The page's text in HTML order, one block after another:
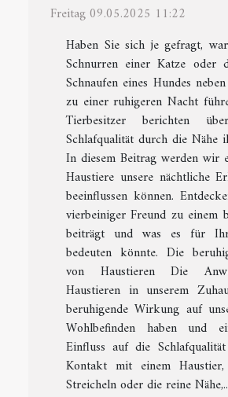
Freitag 09.05.2025 11:22
Haben Sie sich je gefragt,
Schnurren einer Katze oder
Schnaufen eines Hundes
zu einer ruhigeren Nacht
Tierbesitzer berichten
Schlafqualität durch die Nähe
In diesem Beitrag werden wir
Haustiere unsere nächtliche
beeinflussen können.
vierbeiniger Freund zu einem
beiträgt und was es für
bedeuten könnte. Die
von Haustieren Die
Haustieren in unserem
beruhigende Wirkung auf
Wohlbefinden haben und
Einfluss auf die
Kontakt mit einem
Streicheln oder die reine